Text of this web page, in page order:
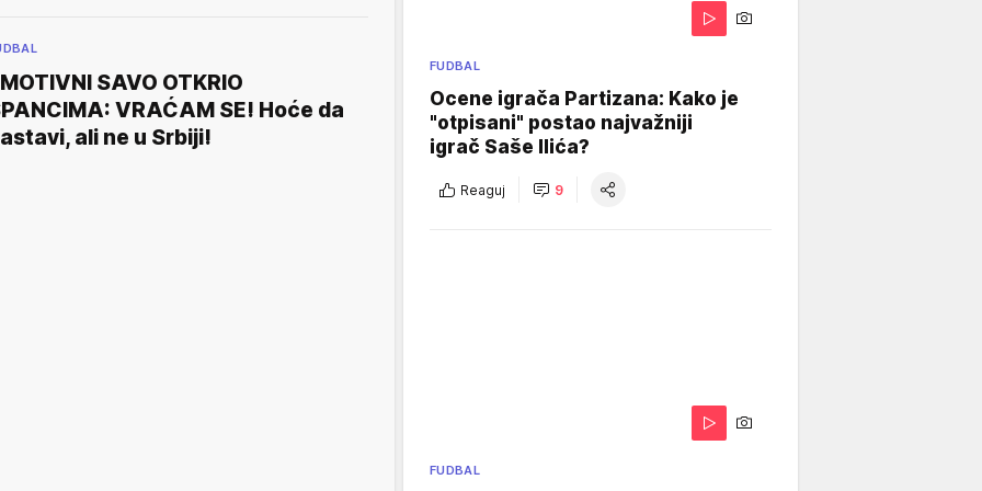
SAVO OTKRIO
VRAĆAM SE! Hoće da
ali ne u Srbiji!
FUDBAL
Ocene igrača Partizana: Kako je
"otpisani" postao najvažniji
igrač Saše Ilića?
Reaguj 9
FUDBAL